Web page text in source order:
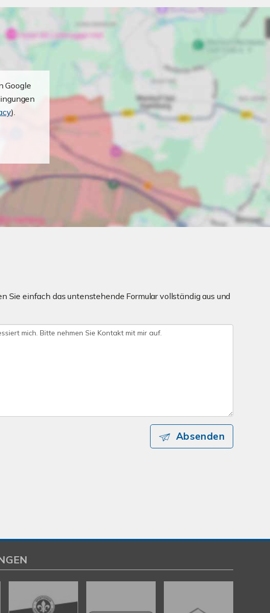
Google
).
Sie einfach das untenstehende Formular vollständig aus und
Absenden